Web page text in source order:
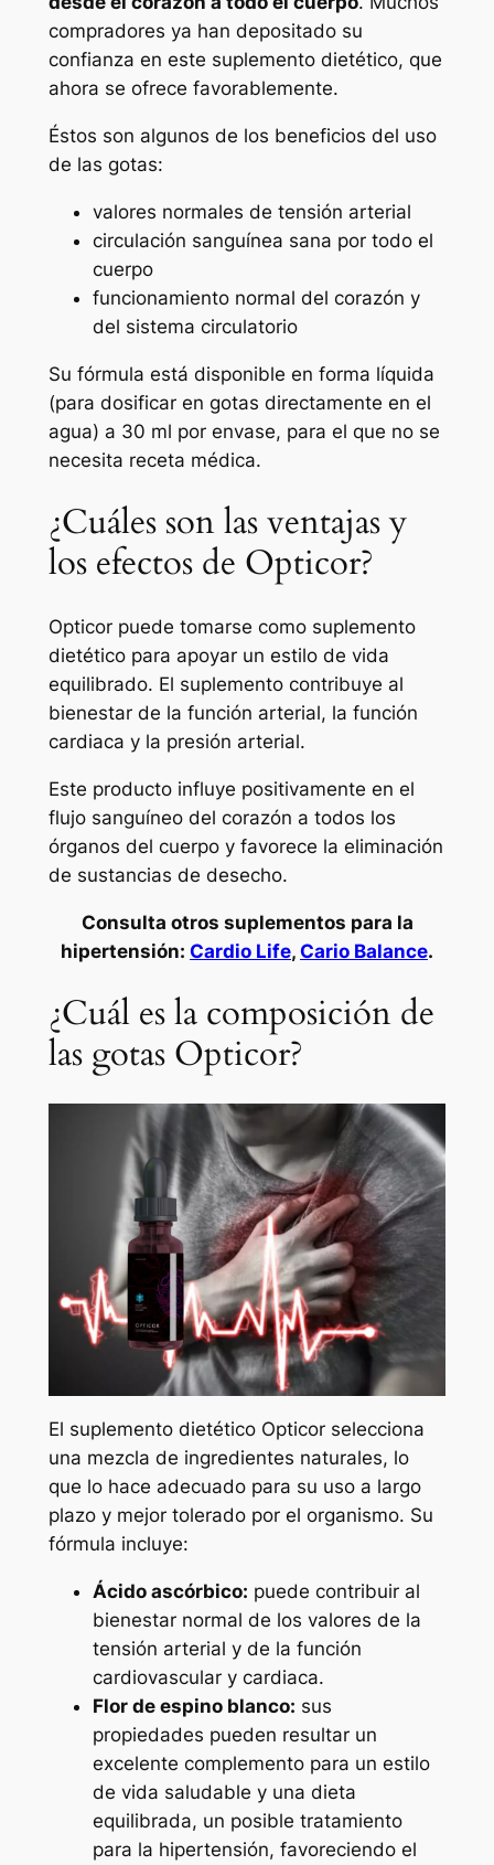
compradores ya han depositado su
confianza en este suplemento dietético, que
ahora se ofrece favorablemente.
Éstos son algunos de los beneficios del uso
de las gotas:
valores normales de tensión arterial
circulación sanguínea sana por todo el
cuerpo
funcionamiento normal del corazón y
del sistema circulatorio
Su fórmula está disponible en forma líquida
(para dosificar en gotas directamente en el
agua) a 30 ml por envase, para el que no se
necesita receta médica.
¿Cuáles son las ventajas y
los efectos de Opticor?
Opticor puede tomarse como suplemento
dietético para apoyar un estilo de vida
equilibrado. El suplemento contribuye al
bienestar de la función arterial, la función
cardiaca y la presión arterial.
Este producto influye positivamente en el
flujo sanguíneo del corazón a todos los
órganos del cuerpo y favorece la eliminación
de sustancias de desecho.
Consulta otros suplementos para la
hipertensión: Cardio Life, Cario Balance.
¿Cuál es la composición de
las gotas Opticor?
El suplemento dietético Opticor selecciona
una mezcla de ingredientes naturales, lo
que lo hace adecuado para su uso a largo
plazo y mejor tolerado por el organismo. Su
fórmula incluye:
Ácido ascórbico: puede contribuir al
bienestar normal de los valores de la
tensión arterial y de la función
cardiovascular y cardiaca.
Flor de espino blanco: sus
propiedades pueden resultar un
excelente complemento para un estilo
de vida saludable y una dieta
equilibrada, un posible tratamiento
para la hipertensión, favoreciendo el